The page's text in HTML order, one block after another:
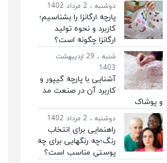
دوشنبه ، 2 مرداد 1402
پارچه ارگانزا را بشناسیم؛
کاربرد و نحوه تولید
ارگانزا چگونه است؟
شنبه ، 29 اردیبهشت
1403
آشنایی با پارچه گیپور و
کاربرد آن در صنعت مد
و پوشاک
دوشنبه ، 2 مرداد 1402
راهنمایی برای انتخاب
رنگ؛چه رنگهایی برای چه
پوستی مناسب است؟